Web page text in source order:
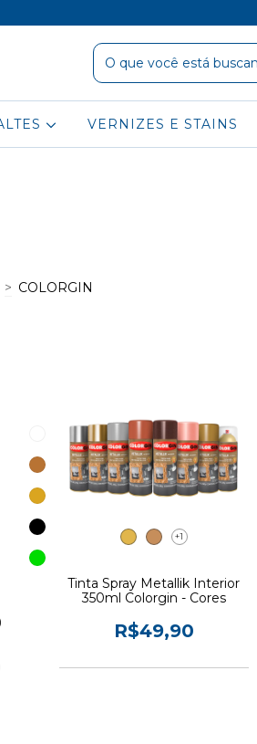
VERNIZES E STAINS
> COLORGIN
+1
Tinta Spray Metallik Interior
350ml Colorgin - Cores
R$49,90